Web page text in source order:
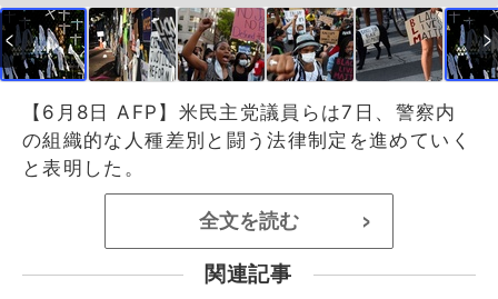
【6月8日 AFP】米民主党議員らは7日、警察内
の組織的な人種差別と闘う法律制定を進めていく
と表明した。
全文を読む >
関連記事